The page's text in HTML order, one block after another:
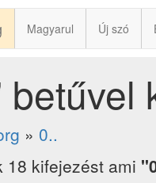
Magyarul Új szó
betűvel
» 0..
18 kifejezést ami